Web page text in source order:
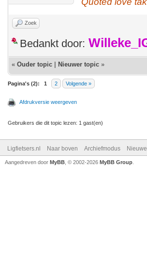
Zoek
Bedankt door:
« Ouder topic Nieuwer topic »
Pagina's (2): 1 2 Volgende »
Afdrukversie weergeven
Gebruikers die dit topic lezen: 1 gast(en)
Ligfietsers.nl Naar boven Archiefmodus
Aangedreven door MyBB , © 2002-2026 MyBB Group